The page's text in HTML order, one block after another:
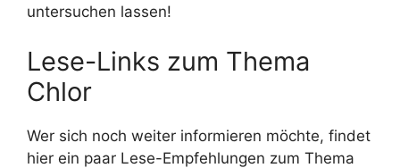
untersuchen lassen!
Lese-Links zum Thema
Chlor
Wer sich noch weiter informieren möchte, findet
hier ein paar Lese-Empfehlungen zum Thema